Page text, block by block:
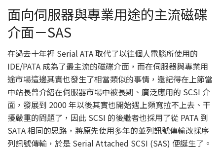
面向伺服器與專業用途的主流磁碟
介面－SAS
在過去十年裡 Serial ATA 取代了以往個人電腦所使用的
IDE/PATA 成為了最主流的磁碟介面，而在伺服器與專業用
途市場這邊其實也發生了相當類似的事情，還記得在上節當
中站長曾介紹在伺服器市場中被長期、廣泛應用的 SCSI 介
面，發展到 2000 年以後其實也開始遇上頻寬拉不上去、干
擾嚴重的問題了，因此 SCSI 的後繼者也採用了從 PATA 到
SATA 相同的思路，將原先使用多年的並列訊號傳輸改採序
列訊號傳輸，於是 Serial Attached SCSI (SAS) 便誕生了。